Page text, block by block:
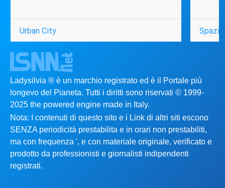
Urban City Spazio
Ladysilvia ® è un marchio registrato ed è il Portale più
longevo del Pianeta. Tutti i diritti sono riservati © 1999-
2025 the powered engine made in Italy.
Nota: I contenuti di questo sito e i Link di altri siti escono
SENZA periodicità prestabilita e in orari non prestabiliti,
ma con frequenza ', e con materiale originale, verificato e
prodotto da professionisti e giornalisti indipendenti
registrati.